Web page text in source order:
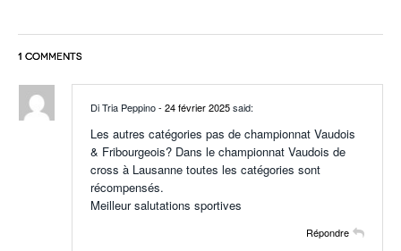
1 COMMENTS
Di Tria Peppino- 24 février 2025said:
Les autres catégories pas de championnat Vaudois
& Fribourgeois? Dans le championnat Vaudois de
cross à Lausanne toutes les catégories sont
récompensés.
Meilleur salutations sportives
Répondre